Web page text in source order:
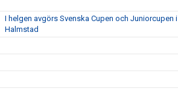
I helgen avgörs Svenska Cupen och Juniorcupen i
Halmstad